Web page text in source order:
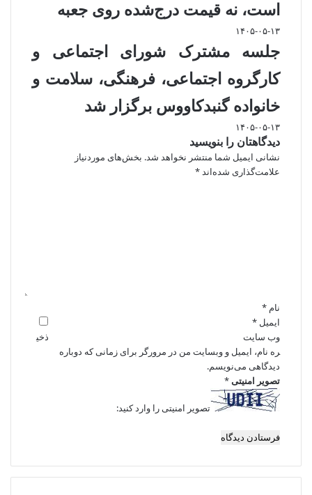
است، نه قیمت درج‌شده روی جعبه
۱۴۰۵-۰۵-۱۳
جلسه مشترک شورای اجتماعی و
کارگروه اجتماعی، فرهنگی، سلامت و
خانواده گنبدکاووس برگزار شد
۱۴۰۵-۰۵-۱۳
دیدگاهتان را بنویسید
نشانی ایمیل شما منتشر نخواهد شد. بخش‌های موردنیاز
علامت‌گذاری شده‌اند*
نام *
ایمیل *
وب‌ سایت
ذخی
ره نام، ایمیل و وبسایت من در مرورگر برای زمانی که دوباره
دیدگاهی می‌نویسم.
تصویر امنیتی*
تصویر امنیتی را وارد کنید: